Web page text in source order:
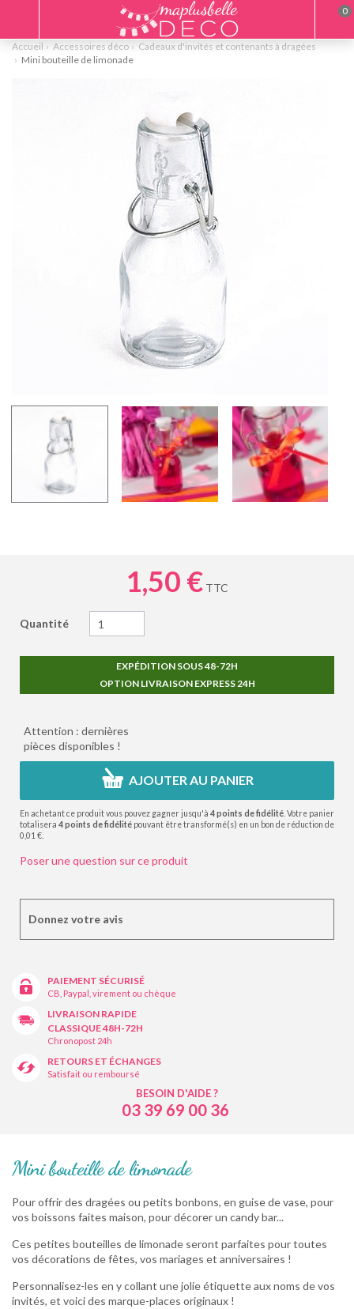
Accueil Accessoires déco
Cadeaux d'invités et contenants à dragées
Mini bouteille de limonade
1,50 € TTC
Quantité
EXPÉDITION SOUS 48-72H
OPTION LIVRAISON EXPRESS 24H
Attention : dernières
pièces disponibles !
AJOUTER AU PANIER
En achetant ce produit vous pouvez gagner jusqu'à 4points de fidélité . Votre panier
totalisera 4points de fidélité pouvant être transformé(s) en un bon de réduction de
0,01 €
Poser une question sur ce produit
Donnez votre avis
PAIEMENT SÉCURISÉ
CB, Paypal, virement ou chèque
LIVRAISON RAPIDE
CLASSIQUE 48H-72H
Chronopost 24h
RETOURS ET ÉCHANGES
Satisfait ou remboursé
BESOIN D'AIDE ?
03 39 69 00 36
Mini bouteille de limonade
Pour offrir des dragées ou petits bonbons, en guise de vase, pour
vos boissons faites maison, pour décorer un candy bar...
Ces petites bouteilles de limonade seront parfaites pour toutes
vos décorations de fêtes, vos mariages et anniversaires !
Personnalisez-les en y collant une jolie étiquette aux noms de vos
invités, et voici des marque-places originaux !
0